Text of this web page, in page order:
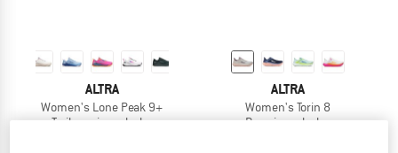
ALTRA
Women's Lone Peak 9+
Trailrunningschuhe
ALTRA
Women's Torin 8
Runningschuhe